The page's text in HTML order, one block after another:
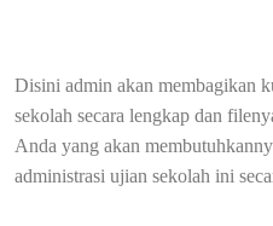
Disini admin akan membagikan
sekolah secara lengkap dan
Anda yang akan
administrasi ujian sekolah ini